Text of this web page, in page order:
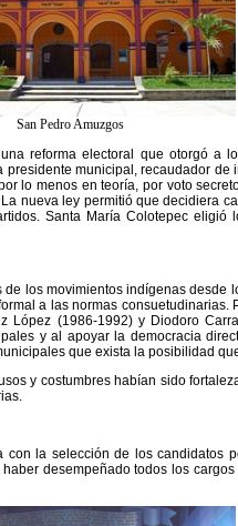
San Pedro Amuzgos
reforma electoral que otorgó a
municipal, recaudador de
lo menos en teoría, por voto
nueva ley permitió que decidiera
Santa María Colotepec eligió
los movimientos indígenas desde
a las normas
López (1986-1992) y Diodoro
y al apoyar la democracia
que exista la posibilidad
y costumbres habían sido
la selección de los candidatos
desempeñado todos los